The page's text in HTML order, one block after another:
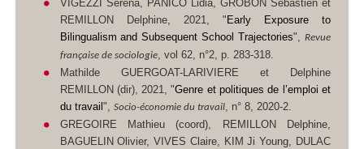
VIGEZZI Serena, PANICO Lidia, GROBON Sébastien et
REMILLON Delphine, 2021, "Early Exposure to
Bilingualism and Subsequent School Trajectories",
Revue
française de sociologie, vol 62, n°2, p. 283-318.
Mathilde GUERGOAT-LARIVIERE et Delphine
REMILLON (dir), 2021, "Genre et politiques de l’emploi et
du travail", Socio-économie du travail, n° 8, 2020-2.
GREGOIRE Mathieu (coord), REMILLON Delphine,
BAGUELIN Olivier, VIVES Claire, KIM Ji Young, DULAC